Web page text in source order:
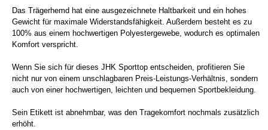
Das Trägerhemd hat eine ausgezeichnete Haltbarkeit und ein hohes
Gewicht für maximale Widerstandsfähigkeit. Außerdem besteht es zu
100% aus einem hochwertigen Polyestergewebe, wodurch es optimalen
Komfort verspricht.
Wenn Sie sich für dieses JHK Sporttop entscheiden, profitieren Sie
nicht nur von einem unschlagbaren Preis-Leistungs-Verhältnis, sondern
auch von einer hochwertigen, leichten und bequemen Sportbekleidung.
Sein Etikett ist abnehmbar, was den Tragekomfort nochmals zusätzlich
erhöht.